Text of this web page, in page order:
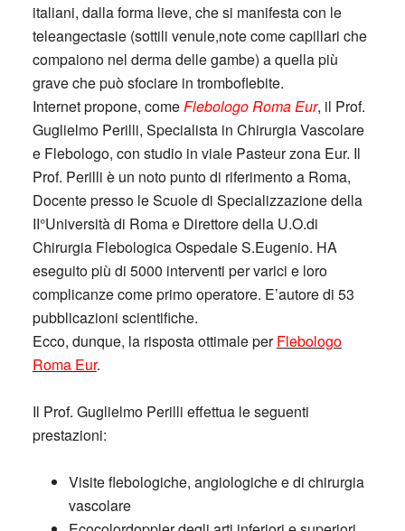
italiani, dalla forma lieve, che si manifesta con le
teleangectasie (sottili venule,note come capillari che
compaiono nel derma delle gambe) a quella più
grave che può sfociare in tromboflebite.
Internet propone, comeFlebologo Roma Eur, il Prof.
Guglielmo Perilli, Specialista in Chirurgia Vascolare
e Flebologo, con studio in viale Pasteur zona Eur. Il
Prof. Perilli è un noto punto di riferimento a Roma,
Docente presso le Scuole di Specializzazione della
II°Università di Roma e Direttore della U.O.di
Chirurgia Flebologica Ospedale S.Eugenio. HA
eseguito più di 5000 interventi per varici e loro
complicanze come primo operatore. E’autore di 53
pubblicazioni scientifiche.
Ecco, dunque, la risposta ottimale perFlebologo
Roma Eur.
Il Prof. Guglielmo Perilli effettua le seguenti
prestazioni:
Visite flebologiche, angiologiche e di chirurgia
vascolare